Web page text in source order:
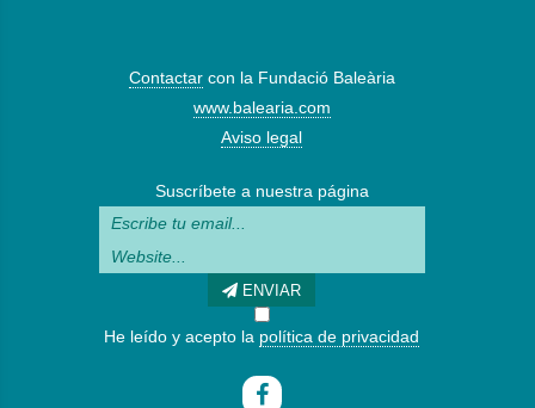
Contactarcon la Fundació Baleària
www.balearia.com
Aviso legal
Suscríbete a nuestra página
ENVIAR
He leído y acepto la política de privacidad